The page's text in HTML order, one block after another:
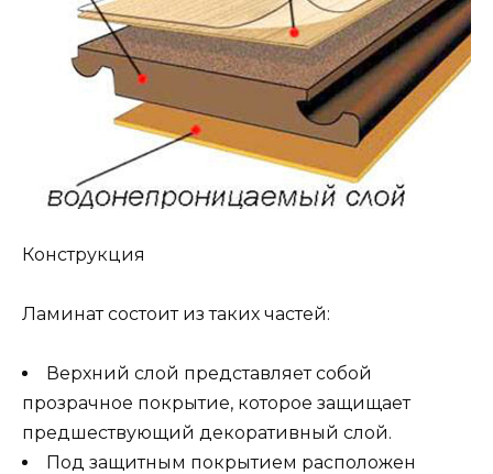
Конструкция
Ламинат состоит из таких частей:
Верхний слой представляет собой
прозрачное покрытие, которое защищает
предшествующий декоративный слой.
Под защитным покрытием расположен